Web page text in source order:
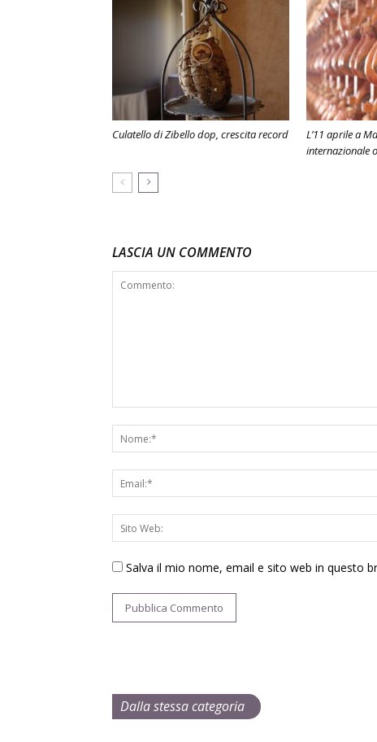
Culatello di Zibello dop, crescita record
L’11 aprile a
internazionale
LASCIA UN COMMENTO
Salva il mio nome, email e sito web in questo
Dalla stessa categoria